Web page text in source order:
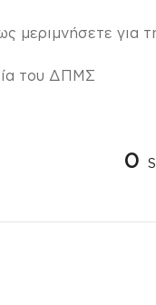
μεριμνήσετε για
του ΔΠΜΣ
0